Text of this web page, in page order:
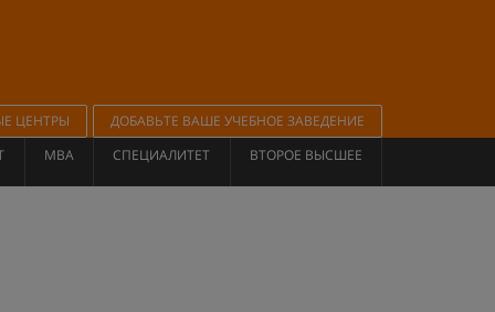
ЦЕНТРЫ
ДОБАВЬТЕ ВАШЕ УЧЕБНОЕ ЗАВЕДЕНИЕ
MBA СПЕЦИАЛИТЕТ ВТОРОЕ ВЫСШЕЕ